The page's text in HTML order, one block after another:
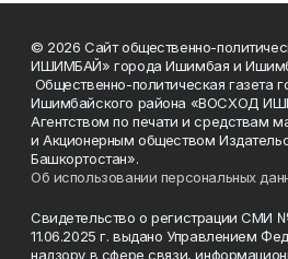
© 2026 Сайт общественно-
ИШИМБАЙ» города Ишимбая и
Общественно-политическая газета
Ишимбайского района «ВОСХОД
Агентством по печати и средствам
и Акционерным обществом
Башкортостан».
Об использовании персональных
Свидетельство о регистрации СМИ
11.06.2025 г. выдано Управлением
надзору в сфере связи,